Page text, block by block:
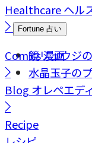
Healthcareヘル
Fortune 占い
鏡リュウジ
水晶玉子の
Comics漫画
Blog オレペエデ
Recipe